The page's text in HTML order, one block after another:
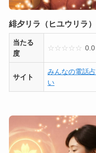
緋夕リラ（ヒユウリラ）
当たる
度
☆ ☆ ☆ ☆ ☆ 0.0
サイト
みんなの電話占
い